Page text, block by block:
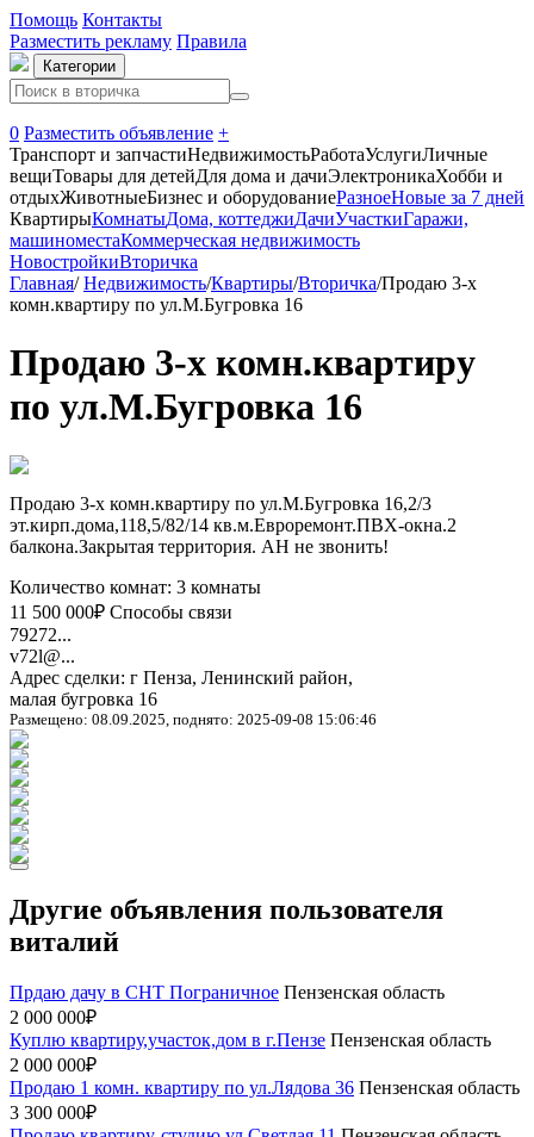
Помощь Контакты
Разместить рекламу Правила
Категории
0 Разместить объявление +
Транспорт и запчастиНедвижимостьРаботаУслугиЛичные
вещиТовары для детейДля дома и дачиЭлектроникаХобби и
отдыхЖивотныеБизнес и оборудованиеРазноеНовые за 7 дней
КвартирыКомнатыДома, коттеджиДачиУчасткиГаражи,
машиноместаКоммерческая недвижимость
НовостройкиВторичка
Главная/ Недвижимость/Квартиры/Вторичка/Продаю 3-х
комн.квартиру по ул.М.Бугровка 16
Продаю 3-х комн.квартиру
по ул.М.Бугровка 16
Продаю 3-х комн.квартиру по ул.М.Бугровка 16,2/3
эт.кирп.дома,118,5/82/14 кв.м.Евроремонт.ПВХ-окна.2
балкона.Закрытая территория. АН не звонить!
Количество комнат: 3 комнаты
11 500 000₽ Способы связи
79272...
v72l@...
Адрес сделки: г Пенза, Ленинский район,
малая бугровка 16
Размещено: 08.09.2025, поднято: 2025-09-08 15:06:46
Другие объявления пользователя
виталий
Прдаю дачу в СНТ Пограничное Пензенская область
2 000 000₽
Куплю квартиру,участок,дом в г.Пензе Пензенская область
2 000 000₽
Продаю 1 комн. квартиру по ул.Лядова 36 Пензенская область
3 300 000₽